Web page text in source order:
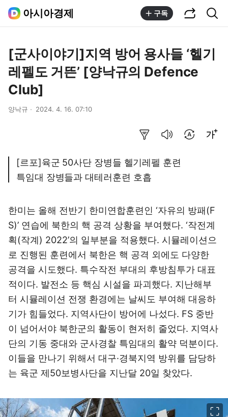
아시아경제 구독
[군사이야기]지역 방어 용사들 ‘헬기
레펠도 거뜬’ [양낙규의 Defence
Club]
양낙규 2024. 4. 16. 07:10
[르포]육군 50사단 장병들 헬기레펠 훈련
특임대 장병들과 대테러훈련 호흡
한미는 올해 전반기 한미연합훈련인 ‘자유의 방패(F
S)’ 연습에 북한의 핵 공격 상황을 부여했다. ‘작전계
획(작계) 2022’의 일부분을 적용했다. 시뮬레이션으
로 진행된 훈련에서 북한은 핵 공격 외에도 다양한
공격을 시도했다. 특수작전 부대의 후방침투가 대표
적이다. 발전소 등 핵심 시설을 파괴했다. 지난해부
터 시뮬레이션 전쟁 환경에는 날씨도 부여해 대응하
기가 힘들었다. 지역사단이 방어에 나섰다. FS 중반
이 넘어서야 북한군의 활동이 현저히 줄었다. 지역사
단의 기동 중대와 군사경찰 특임대의 활약 덕분이다.
이들을 만나기 위해서 대구·경북지역 방위를 담당하
는 육군 제50보병사단을 지난달 20일 찾았다.